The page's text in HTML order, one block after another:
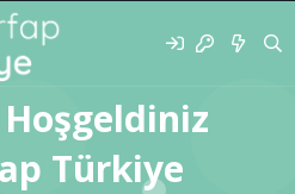
Türkiye